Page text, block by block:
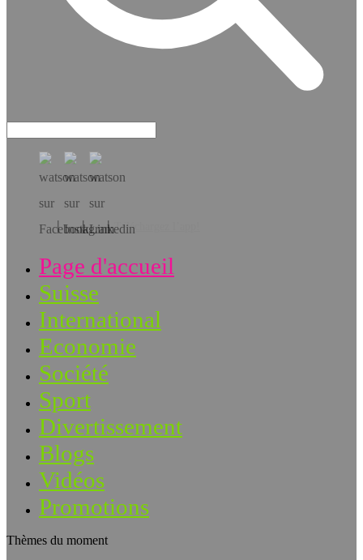
Téléchargez l’app!
Page d'accueil
Suisse
International
Economie
Société
Sport
Divertissement
Blogs
Vidéos
Promotions
Thèmes du moment